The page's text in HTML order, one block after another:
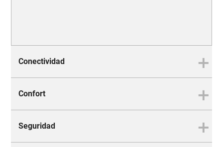
Conectividad
agregamos aún más
Confort
Seguridad